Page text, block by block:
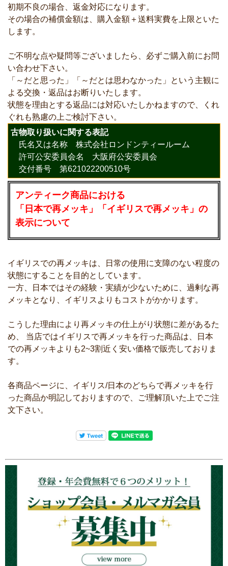
初期不良の場合、返金対応になります。
その場合の補償金額は、購入金額＋送料実費を上限といた
します。
ご不明な点や疑問等ございましたら、必ずご購入前にお問
い合わせ下さい。
「～だと思った」「～だとは思わなかった」という主観に
よる交換・返品はお断りいたします。
状態を理由とする返品には対応いたしかねますので、くれ
ぐれも熟慮の上ご検討下さい。
古物取り扱いに関する表記
氏名又は名称 株式会社ロンドンティールーム
許可公安委員会名 大阪府公安委員会
交付番号 第621022200510号
アンティーク商品における
「日本で再メッキ」「イギリスで再メッキ」の
表示について
イギリスでの再メッキは、日常の使用に支障のない程度の
状態にすることを目的としています。
一方、日本ではその経験・実績が少ないために、過剰な再
メッキとなり、イギリスよりもコストがかかります。
こうした理由により再メッキの仕上がり状態に差があるた
め、 当店ではイギリスで再メッキを行った商品は、日本
での再メッキよりも2~3割近く安い価格で販売しておりま
す。
各商品ページに、イギリス/日本のどちらで再メッキを行
った商品か明記しておりますので、ご理解頂いた上でご注
文下さい。